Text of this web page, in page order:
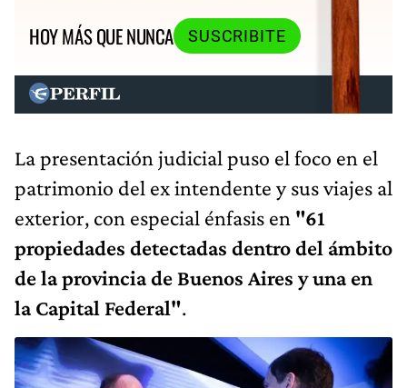
HOY MÁS QUE NUNCA
SUSCRIBITE
La presentación judicial puso el foco en el
patrimonio del ex intendente y sus viajes al
exterior, con especial énfasis en "61
propiedades detectadas dentro del ámbito
de la provincia de Buenos Aires y una en
la Capital Federal".